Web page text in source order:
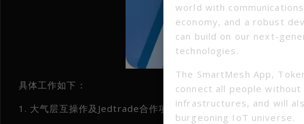
具体工作如下：
1. 大气层互操作及Jedtrade合作项目准备工作。
world with
economy, and a robust
can build on our next-
technologies.
The SmartMesh App,
connect all people
infrastructures, and will
burgeoning IoT universe.